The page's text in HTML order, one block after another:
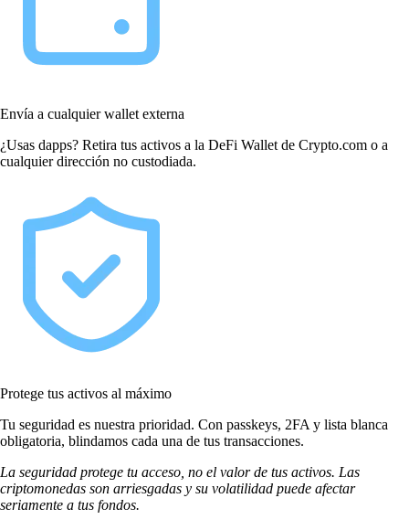
Envía a cualquier wallet externa
¿Usas dapps? Retira tus activos a la DeFi Wallet de Crypto.com o a
cualquier dirección no custodiada.
Protege tus activos al máximo
Tu seguridad es nuestra prioridad. Con passkeys, 2FA y lista blanca
obligatoria, blindamos cada una de tus transacciones.
La seguridad protege tu acceso, no el valor de tus activos. Las
criptomonedas son arriesgadas y su volatilidad puede afectar
seriamente a tus fondos.